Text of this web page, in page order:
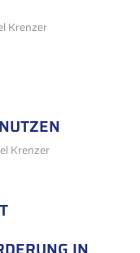
Krenzer
Krenzer